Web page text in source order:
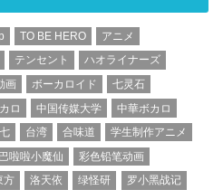
TO BE HERO
アニメ
テンセント
ハオライナーズ
画 ボーカロイド
七灵石
ロ 中国传媒大学
中華ボカロ
台湾 合味道
学生制作アニメ
巴啦啦小魔仙
彩色铅笔动画
方 洛天依 绿怪研
罗小黑战记